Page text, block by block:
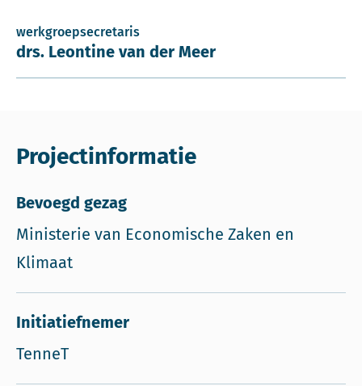
werkgroepsecretaris
drs. Leontine van der Meer
Projectinformatie
Bevoegd gezag
Ministerie van Economische Zaken en
Klimaat
Initiatiefnemer
TenneT